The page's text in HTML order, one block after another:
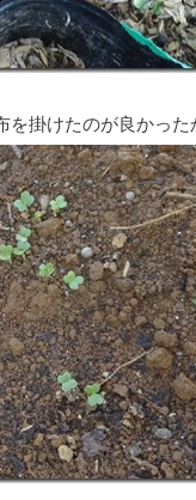
掛けたのが良かった